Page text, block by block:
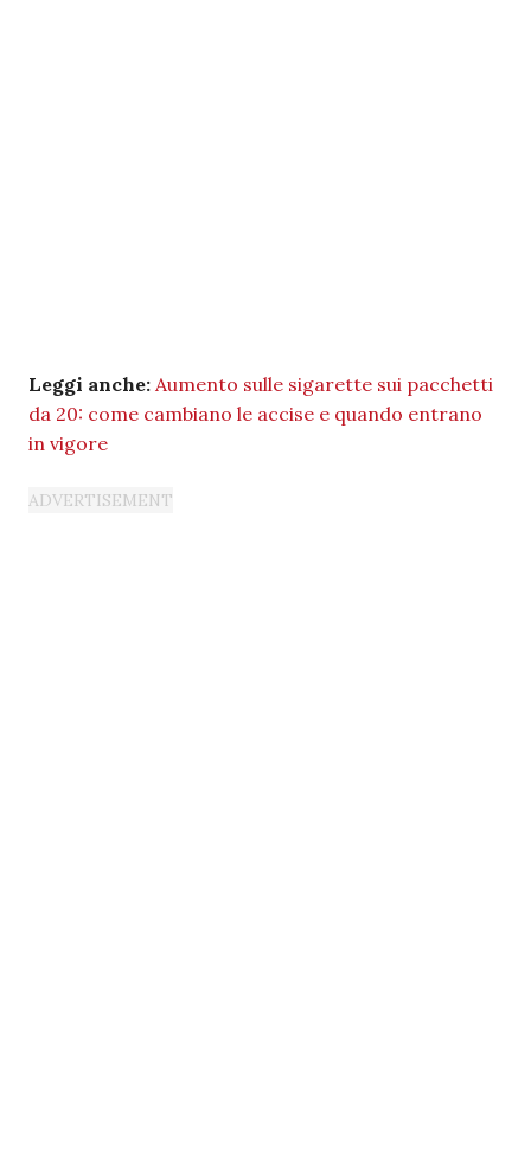
Leggi anche: Aumento sulle sigarette sui pacchetti
da 20: come cambiano le accise e quando entrano
in vigore